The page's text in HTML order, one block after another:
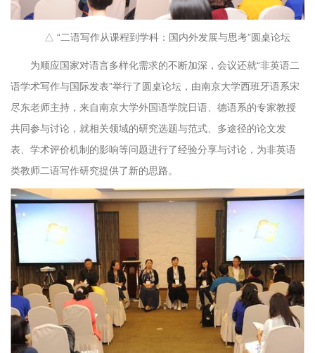
△ “二语写作从课程到学科：国内外发展与思考”圆桌论坛
为顺应国家对语言多样化需求的不断加深，会议还就“非英语二
语学术写作与国际发表”举行了圆桌论坛，由南京大学西班牙语系宋
尽东老师主持，来自南京大学外国语学院日语、德语系的专家教授
共同参与讨论，就相关领域的研究选题与范式、多途径的论文发
表、学术评价机制的影响等问题进行了经验分享与讨论，为非英语
类教师二语写作研究提供了新的思路。